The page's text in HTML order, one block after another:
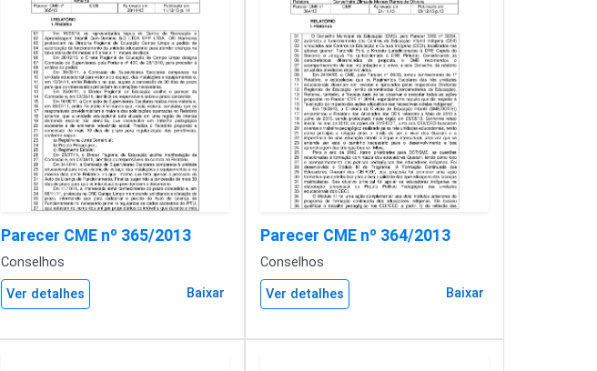
Parecer CME nº 365/2013
Conselhos
Ver detalhes Baixar
Parecer CME nº 364/2013
Conselhos
Ver detalhes Baixar